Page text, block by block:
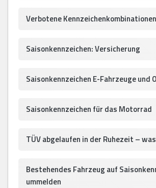
Verbotene Kennzeichenkombinationen
Saisonkennzeichen: Versicherung
Saisonkennzeichen E-Fahrzeuge und
Saisonkennzeichen für das Motorrad
TÜV abgelaufen in der Ruhezeit –
Bestehendes Fahrzeug auf
ummelden